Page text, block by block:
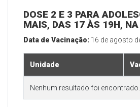
DOSE 2 E 3 PARA
MAIS, DAS 17 ÀS 19H, NA
Data de Vacinação: 16 de agosto
Unidade
Nenhum resultado foi encontrado.